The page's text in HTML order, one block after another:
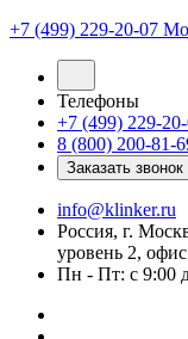
+7 (499) 229-20-07
Телефоны
+7 (499) 229-
8 (800) 200-81-
Заказать звонок
info@klinker.ru
Россия, г.
уровень 2,
Пн - Пт: с 9:00